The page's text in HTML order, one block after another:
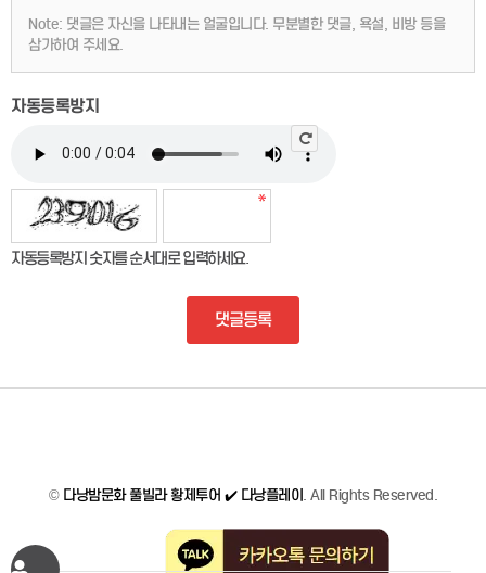
Note: 댓글은 자신을 나타내는 얼굴입니다. 무분별한 댓글, 욕설, 비방 등을
삼가하여 주세요.
자동등록방지
자동등록방지 숫자를 순서대로 입력하세요.
댓글등록
© 다낭밤문화 풀빌라 황제투어 ✔️ 다낭플레이 . All Rights Reserved.